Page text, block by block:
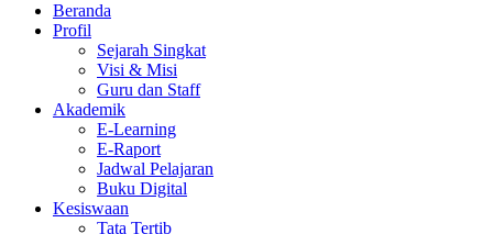
Beranda
Profil
Sejarah Singkat
Visi & Misi
Guru dan Staff
Akademik
E-Learning
E-Raport
Jadwal Pelajaran
Buku Digital
Kesiswaan
Tata Tertib